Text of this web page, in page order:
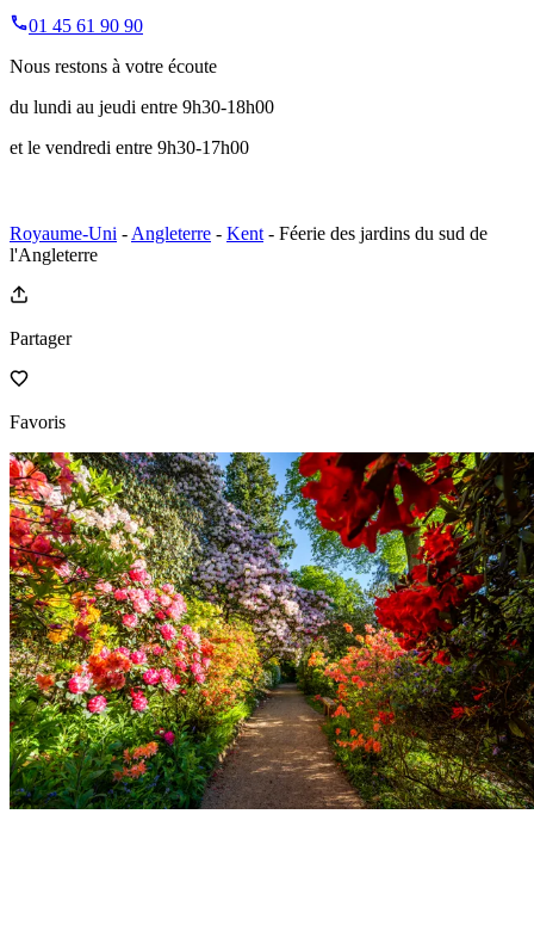
01 45 61 90 90
Nous restons à votre écoute
du lundi au jeudi entre 9h30-18h00
et le vendredi entre 9h30-17h00
Royaume-Uni - Angleterre - Kent - Féerie des jardins du sud de
l'Angleterre
Partager
Favoris